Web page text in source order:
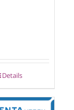
Details